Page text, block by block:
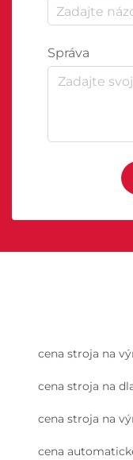
Správa
cena stroja na
cena stroja na
cena stroja na
cena